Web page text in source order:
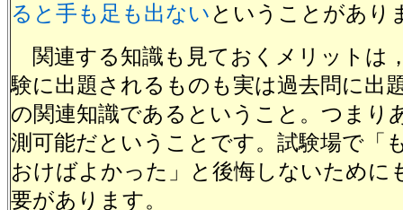
ると手も足も出ない ということがあり
関連する知識も見ておくメリットは
験に出題されるものも実は過去問に出
の関連知識であるということ。つまり
測可能だということです。試験場で「
おけばよかった」と後悔しないために
要があります。